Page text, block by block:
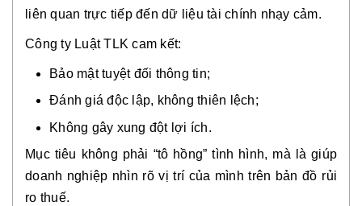
liên quan trực tiếp đến dữ liệu tài chính nhạy cảm.
Công ty Luật TLK cam kết:
Bảo mật tuyệt đối thông tin;
Đánh giá độc lập, không thiên lệch;
Không gây xung đột lợi ích.
Mục tiêu không phải “tô hồng” tình hình, mà là giúp
doanh nghiệp nhìn rõ vị trí của mình trên bản đồ rủi
ro thuế.